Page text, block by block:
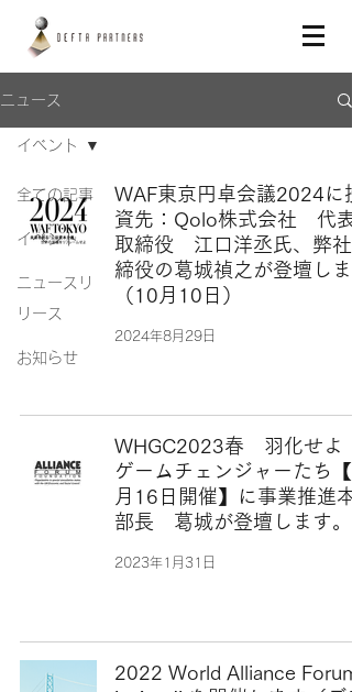
ニュース
全ての記事
イベント
ニュースリ
リース
お知らせ
イベント
WAF東京円卓会議2024に
資先：Qolo株式会社 代表
取締役 江口洋丞氏、弊社
締役の葛城禎之が登壇しま
（10月10日）
2024年8月29日
WHGC2023春 羽化せよ！
ゲームチェンジャーたち【
月16日開催】に事業推進本
部長 葛城が登壇します。
2023年1月31日
2022 World Alliance Forum